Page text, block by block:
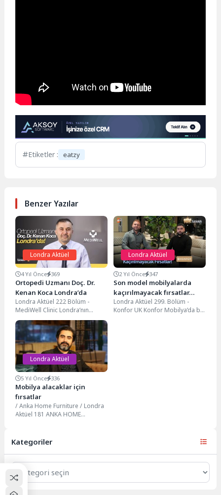
Etiketler : eatzy
Benzer Yazılar
Londra Aktüel
4 Yıl Önce 369
Ortopedi Uzmanı Doç. Dr.
Kenan Koca Londra’da
Londra Aktüel 222 Bölüm -
MediWell Clinic Londra’nın
Tottenham Bölgesinde bulunan
Mediwell Clinic’e konuk
oluyoruz....
Londra Aktüel
2 Yıl Önce 347
Son model mobilyalarda
kaçırılmayacak fırsatlar…
Londra Aktüel 299. Bölüm -
Konfor UK Konfor Mobilya’da bu
Londra Aktüel
5 Yıl Önce 336
Mobilya alacaklar için
fırsatlar
/ Anka Home Furniture / Londra
Aktüel 181 ANKA HOME
Kategoriler
Kategoriler